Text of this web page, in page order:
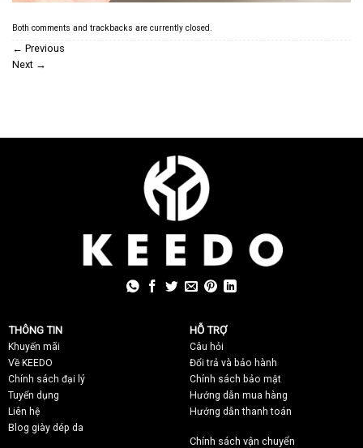
Both comments and trackbacks are currently closed.
← Previous
Next →
THÔNG TIN
Khuyến mãi
Về KEEDO
Chính sách đại lý
Tuyển dụng
Liên hệ
Blog giày dép da
HỖ TRỢ
Câu hỏi
Đổi trả và bảo hành
Chính sách bảo mật
Hướng dẫn mua hàng
Hướng dẫn thanh toán
Chính sách vận chuyển